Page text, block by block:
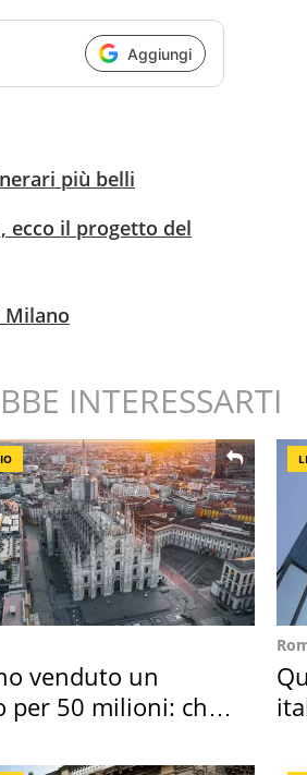
Aggiungi
più belli
ecco il progetto del
INTERESSARTI
venduto un
per 50 milioni: chi